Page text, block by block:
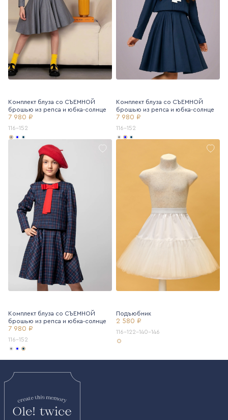
Комплект блуза со СЪЕМНОЙ
брошью из репса и юбка-солнце
7 980 ₽
116-152
Комплект блуза со СЪЕМНОЙ
брошью из репса и юбка-солнце
7 980 ₽
116-152
Комплект блуза со СЪЕМНОЙ
брошью из репса и юбка-солнце
7 980 ₽
116-152
Подъюбник
2 580 ₽
116-122-140-146